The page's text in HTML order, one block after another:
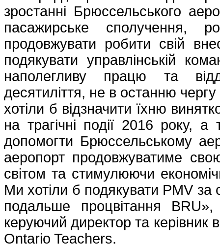
зростанні Брюссельського
пасажирське сполучення,
продовжувати робити свій
подякувати управлінській
наполегливу працю та
десятиліття, не в останню
хотіли б відзначити їхню
на трагічні події 2016
допомогти Брюссельському
аеропорт продовжуватиме
світом та стимулюючи
Ми хотіли б подякувати PMV
подальше процвітання
керуючий директор та керівник
Ontario Teachers.